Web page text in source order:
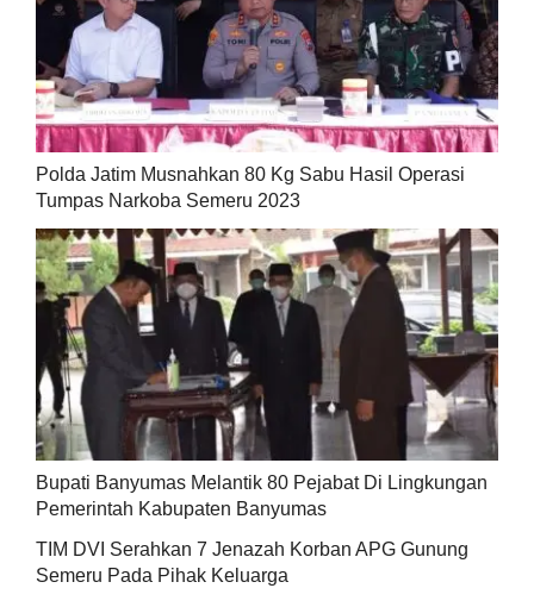
Polda Jatim Musnahkan 80 Kg Sabu Hasil Operasi
Tumpas Narkoba Semeru 2023
Bupati Banyumas Melantik 80 Pejabat Di Lingkungan
Pemerintah Kabupaten Banyumas
TIM DVI Serahkan 7 Jenazah Korban APG Gunung
Semeru Pada Pihak Keluarga